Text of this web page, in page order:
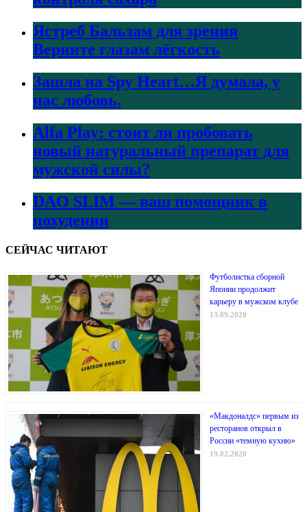
Ястреб Бальзам для зрения
Верните глазам лёгкость
Зашла на Spy Heart…Я думала, у
нас любовь.
Alfa Play: стоит ли пробовать
новый натуральный препарат для
мужской силы?
DAO SLIM — ваш помощник в
похудении
СЕЙЧАС ЧИТАЮТ
Футболистка сборной
Японии продолжит
карьеру в мужском клубе
13.09.2020
«Макдоналдс» первым из
ресторанов открыл в
России «темную кухню»
19.02.2020